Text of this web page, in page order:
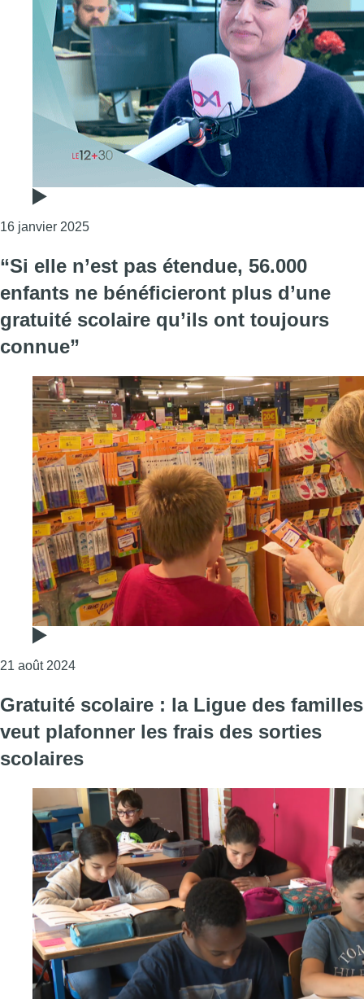
16 janvier 2025Consulter l'article "Trois écoles sur quatre ne
“Si elle n’est pas étendue, 56.000
enfants ne bénéficieront plus d’une
gratuité scolaire qu’ils ont toujours
connue”
21 août 2024Consulter l'article "“Si elle n’est pas étendue,
Gratuité scolaire : la Ligue des familles
veut plafonner les frais des sorties
scolaires